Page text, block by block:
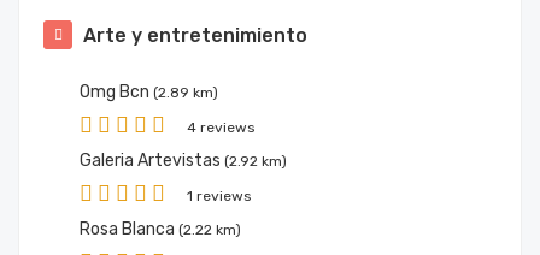
Arte y entretenimiento
Omg Bcn (2.89 km)
4 reviews
Galeria Artevistas (2.92 km)
1 reviews
Rosa Blanca (2.22 km)